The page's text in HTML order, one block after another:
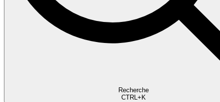
Recherche
CTRL+K